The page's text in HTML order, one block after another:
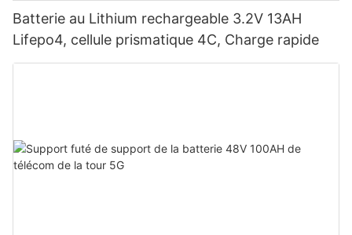
Batterie au Lithium rechargeable 3.2V 13AH
Lifepo4, cellule prismatique 4C, Charge rapide